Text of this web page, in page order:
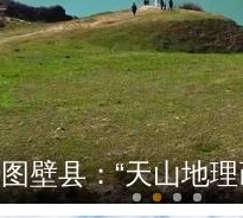
壁县：“天山地